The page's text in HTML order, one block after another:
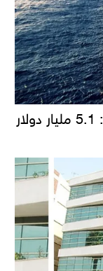
قفزة في صادرات الصناعات الغذائية: 5.1 مليار دولار